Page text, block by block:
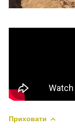
Приховати